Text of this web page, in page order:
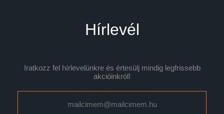
Hírlevél
Iratkozz fel hírlevelünkre és értesülj mindig legfrissebb
akcióinkról!